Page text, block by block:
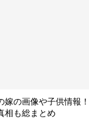
嫁の画像や子供情報
相も総まとめ